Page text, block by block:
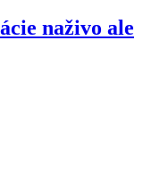
naživo ale